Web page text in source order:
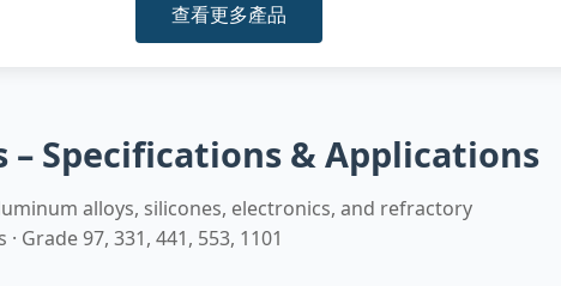
查看更多產品
– Specifications & Applications
alloys, silicones, electronics, and refractory
Grade 97, 331, 441, 553, 1101